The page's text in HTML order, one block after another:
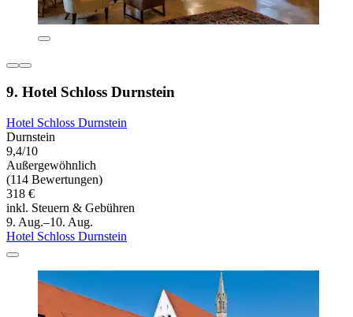
9. Hotel Schloss Durnstein
Hotel Schloss Durnstein
Durnstein
9,4/10
Außergewöhnlich
(114 Bewertungen)
318 €
inkl. Steuern & Gebühren
9. Aug.–10. Aug.
Hotel Schloss Durnstein